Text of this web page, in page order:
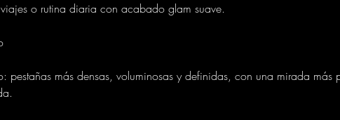
viajes o rutina diaria con acabado glam suave.
pestañas más densas, voluminosas y definidas, con una mirada más